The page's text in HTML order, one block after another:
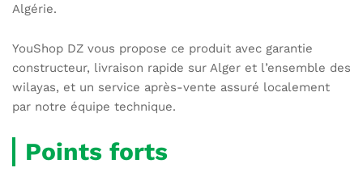
Algérie.
YouShop DZ vous propose ce produit avec garantie
constructeur, livraison rapide sur Alger et l’ensemble des
wilayas, et un service après-vente assuré localement
par notre équipe technique.
Points forts